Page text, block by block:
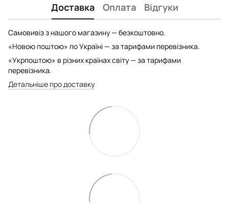
Доставка Оплата Відгуки
Самовивіз з нашого магазину — безкоштовно.
«Новою поштою» по Україні — за тарифами перевізника.
«Укрпоштою» в різних країнах світу — за тарифами
перевізника.
Детальніше про доставку